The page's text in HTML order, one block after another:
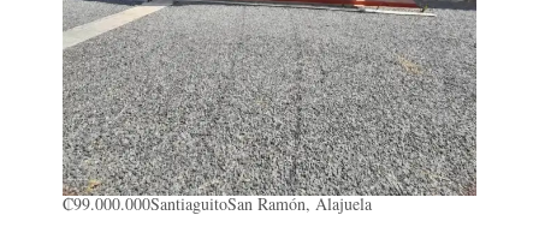
₡99.000.000SantiaguitoSan Ramón, Alajuela